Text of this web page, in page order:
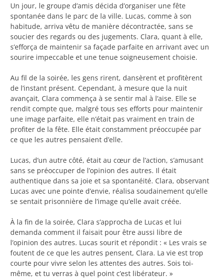
Un jour, le groupe d’amis décida d’organiser une fête
spontanée dans le parc de la ville. Lucas, comme à son
habitude, arriva vêtu de manière décontractée, sans se
soucier des regards ou des jugements. Clara, quant à elle,
s’efforça de maintenir sa façade parfaite en arrivant avec un
sourire impeccable et une tenue soigneusement choisie.
Au fil de la soirée, les gens rirent, dansèrent et profitèrent
de l’instant présent. Cependant, à mesure que la nuit
avançait, Clara commença à se sentir mal à l’aise. Elle se
rendit compte que, malgré tous ses efforts pour maintenir
une image parfaite, elle n’était pas vraiment en train de
profiter de la fête. Elle était constamment préoccupée par
ce que les autres pensaient d’elle.
Lucas, d’un autre côté, était au cœur de l’action, s’amusant
sans se préoccuper de l’opinion des autres. Il était
authentique dans sa joie et sa spontanéité. Clara, observant
Lucas avec une pointe d’envie, réalisa soudainement qu’elle
se sentait prisonnière de l’image qu’elle avait créée.
À la fin de la soirée, Clara s’approcha de Lucas et lui
demanda comment il faisait pour être aussi libre de
l’opinion des autres. Lucas sourit et répondit : « Les vrais se
foutent de ce que les autres pensent, Clara. La vie est trop
courte pour vivre selon les attentes des autres. Sois toi-
même, et tu verras à quel point c’est libérateur. »